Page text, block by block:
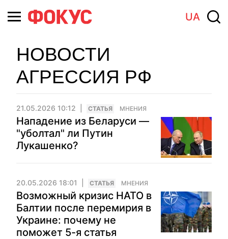
UA
НОВОСТИ
АГРЕССИЯ РФ
21.05.2026 10:12 CТАТЬЯ МНЕНИЯ
Нападение из Беларуси —
"уболтал" ли Путин
Лукашенко?
20.05.2026 18:01 CТАТЬЯ МНЕНИЯ
Возможный кризис НАТО в
Балтии после перемирия в
Украине: почему не
поможет 5-я статья